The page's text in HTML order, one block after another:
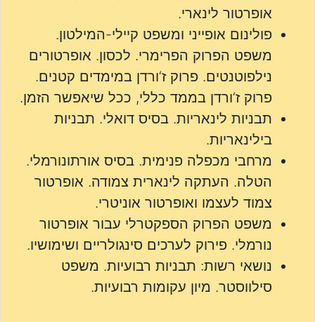
אופרטור לינארי.
פולינום אופייני ומשפט קיילי-המילטון.
משפט הפרוק הפרימרי. לכסון. אופרטורים
נילפוטנטים. פרוק ז‘ורדן במימדים קטנים.
פרוק ז‘ורדן בממד כללי, ככל שיאפשר הזמן.
תבניות לינאריות. בסיס דואלי. תבניות
בילינאריות.
מרחבי מכפלה פנימית. בסיס אורתונורמלי.
הטלה. העתקה לינארית צמודה. אופרטור
צמוד לעצמו ואופרטור אוניטרי.
משפט הפרוק הספקטרלי עבור אופרטור
נורמלי. פירוק לערכים סינגולריים ושימושיו.
נושאי רשות: תבניות רבועיות. משפט
סילווסטר. מיון עקומות רבועיות.